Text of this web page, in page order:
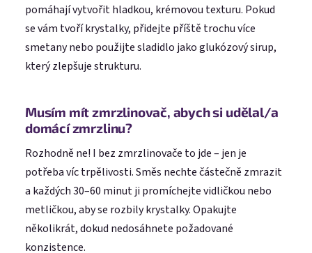
pomáhají vytvořit hladkou, krémovou texturu. Pokud
se vám tvoří krystalky, přidejte příště trochu více
smetany nebo použijte sladidlo jako glukózový sirup,
který zlepšuje strukturu.
Musím mít zmrzlinovač, abych si udělal/a
domácí zmrzlinu?
Rozhodně ne! I bez zmrzlinovače to jde – jen je
potřeba víc trpělivosti. Směs nechte částečně zmrazit
a každých 30–60 minut ji promíchejte vidličkou nebo
metličkou, aby se rozbily krystalky. Opakujte
několikrát, dokud nedosáhnete požadované
konzistence.